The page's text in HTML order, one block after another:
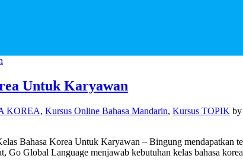
Untuk Karyawan
KOREA, Kursus Online Bahasa Mandarin, Kursus TOPIK by
Bahasa Korea Untuk Karyawan – Bingung mendapatkan
Go Global Language menjawab kebutuhan kelas bahasa